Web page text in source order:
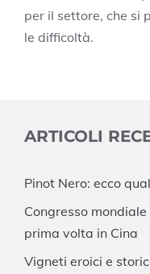
per il settore, che si
le difficoltà.
ARTICOLI
Pinot Nero: ecco
Congresso
prima volta in Cina
Vigneti eroici e